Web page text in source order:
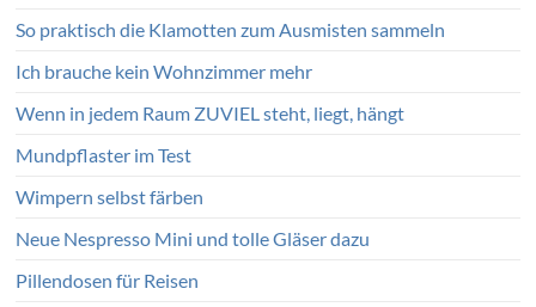
So praktisch die Klamotten zum Ausmisten sammeln
Ich brauche kein Wohnzimmer mehr
Wenn in jedem Raum ZUVIEL steht, liegt, hängt
Mundpflaster im Test
Wimpern selbst färben
Neue Nespresso Mini und tolle Gläser dazu
Pillendosen für Reisen